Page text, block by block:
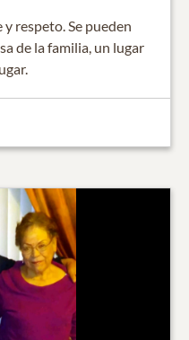
respeto. Se pueden
de la familia, un lugar